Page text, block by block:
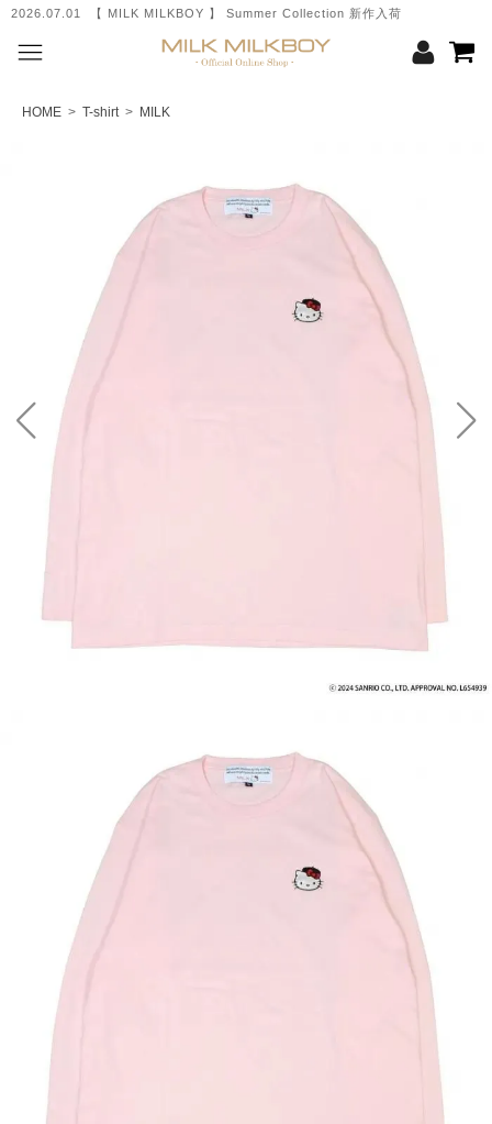
2026.07.01 【 MILK MILKBOY 】 Summer Collection 新作入荷
HOME > T-shirt> MILK